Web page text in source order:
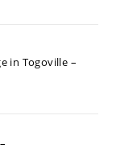
in Togoville –